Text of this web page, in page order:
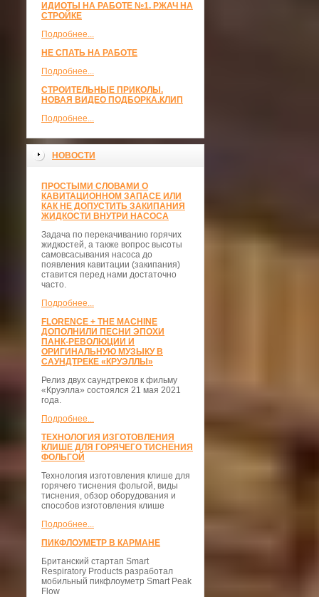
ИДИОТЫ НА РАБОТЕ №1. РЖАЧ НА
СТРОЙКЕ
Подробнее...
НЕ СПАТЬ НА РАБОТЕ
Подробнее...
СТРОИТЕЛЬНЫЕ ПРИКОЛЫ.
НОВАЯ ВИДЕО ПОДБОРКА.КЛИП
Подробнее...
НОВОСТИ
ПРОСТЫМИ СЛОВАМИ О
КАВИТАЦИОННОМ ЗАПАСЕ ИЛИ
КАК НЕ ДОПУСТИТЬ ЗАКИПАНИЯ
ЖИДКОСТИ ВНУТРИ НАСОСА
Задача по перекачиванию горячих
жидкостей, а также вопрос высоты
самовсасывания насоса до
появления кавитации (закипания)
ставится перед нами достаточно
часто.
Подробнее...
FLORENCE + THE MACHINE
ДОПОЛНИЛИ ПЕСНИ ЭПОХИ
ПАНК-РЕВОЛЮЦИИ И
ОРИГИНАЛЬНУЮ МУЗЫКУ В
САУНДТРЕКЕ «КРУЭЛЛЫ»
Релиз двух саундтреков к фильму
«Круэлла» состоялся 21 мая 2021
года.
Подробнее...
ТЕХНОЛОГИЯ ИЗГОТОВЛЕНИЯ
КЛИШЕ ДЛЯ ГОРЯЧЕГО ТИСНЕНИЯ
ФОЛЬГОЙ
Технология изготовления клише для
горячего тиснения фольгой, виды
тиснения, обзор оборудования и
способов изготовления клише
Подробнее...
ПИКФЛОУМЕТР В КАРМАНЕ
Британский стартап Smart
Respiratory Products разработал
мобильный пикфлоуметр Smart Peak
Flow